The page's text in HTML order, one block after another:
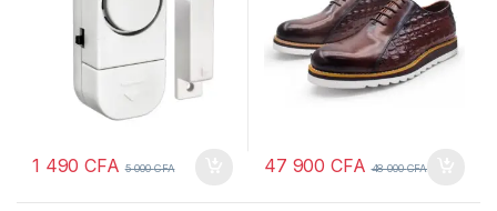
1 490CFA 5 000CFA 47 900CFA 48 000CFA